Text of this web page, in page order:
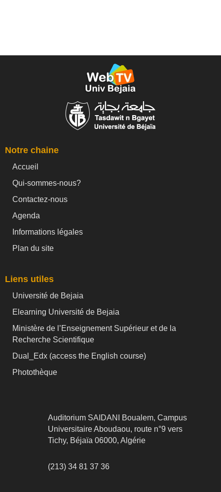
Notre chaine
Accueil
Qui-sommes-nous?
Contactez-nous
Agenda
Informations légales
Plan du site
Liens utiles
Université de Bejaia
Elearning Université de Bejaia
Ministère de l’Enseignement Supérieur et de la
Recherche Scientifique
Dual_Edx (access the English course)
Photothèque
Auditorium SAIDANI Boualem, Campus
Universitaire Aboudaou, route n°9 vers
Tichy, Béjaïa 06000, Algérie
(213) 34 81 37 36